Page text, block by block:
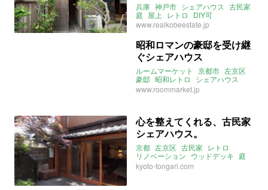
兵庫 神戸市 シェアハウス 古民家
庭 屋上 レトロ
DIY可
www.realkobeestate.jp
昭和ロマンの豪邸を受け継
ぐシェアハウス
ルームマーケット 京都市 左京区
豪邸 昭和レトロ
シェアハウス
ロフト レトロ
www.roommarket.jp
心を整えてくれる、古民家
シェアハウス。
京都 左京区 古民家 レトロ
リノベーション ウッドデッキ 庭
シェアハウス
kyoto-tongari.com